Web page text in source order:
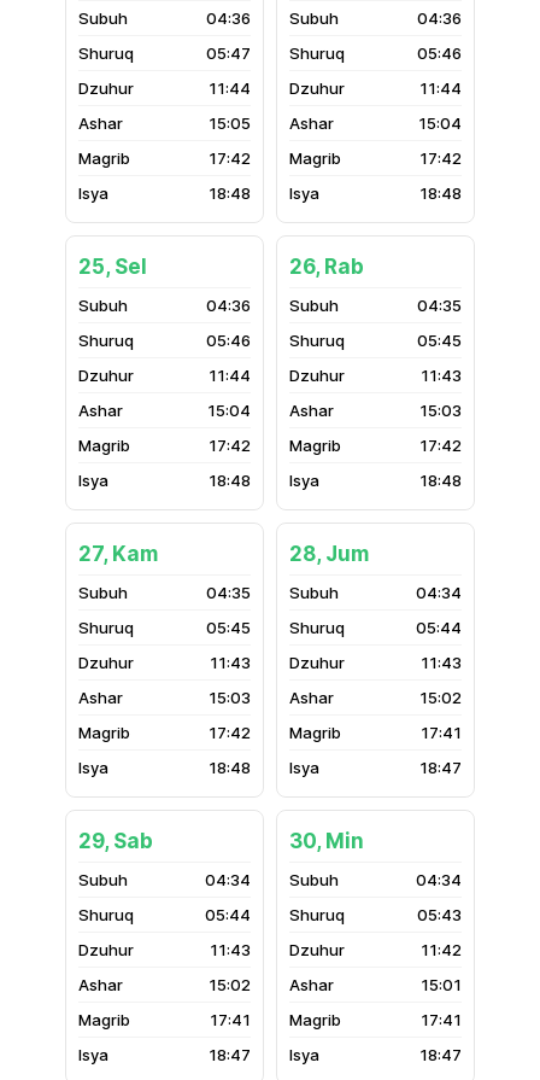
04:36
05:47
11:44
15:05
17:42
18:48
04:36
05:46
11:44
15:04
17:42
18:48
25, Sel
04:36
05:46
11:44
15:04
17:42
18:48
26, Rab
04:35
05:45
11:43
15:03
17:42
18:48
27, Kam
04:35
05:45
11:43
15:03
17:42
18:48
28, Jum
04:34
05:44
11:43
15:02
17:41
18:47
29, Sab
04:34
05:44
11:43
15:02
17:41
18:47
30, Min
04:34
05:43
11:42
15:01
17:41
18:47